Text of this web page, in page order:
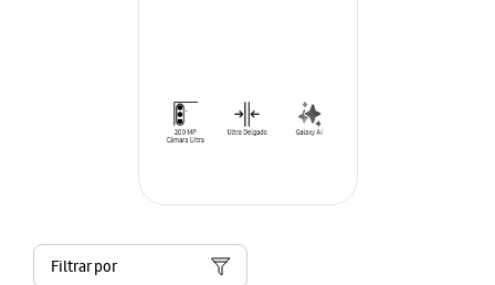
Filtrar por